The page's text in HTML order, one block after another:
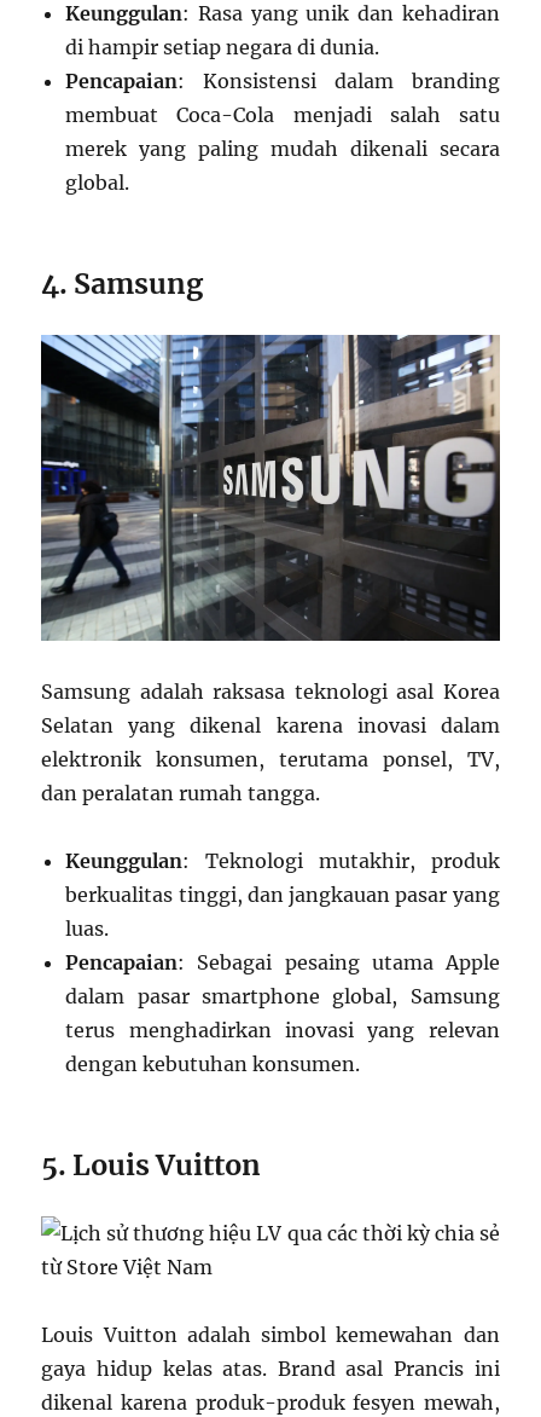
Keunggulan: Rasa yang unik dan kehadiran
di hampir setiap negara di dunia.
Pencapaian: Konsistensi dalam branding
membuat Coca-Cola menjadi salah satu
merek yang paling mudah dikenali secara
global.
4. Samsung
Samsung adalah raksasa teknologi asal Korea
Selatan yang dikenal karena inovasi dalam
elektronik konsumen, terutama ponsel, TV,
dan peralatan rumah tangga.
Keunggulan: Teknologi mutakhir, produk
berkualitas tinggi, dan jangkauan pasar yang
luas.
Pencapaian: Sebagai pesaing utama Apple
dalam pasar smartphone global, Samsung
terus menghadirkan inovasi yang relevan
dengan kebutuhan konsumen.
5. Louis Vuitton
Louis Vuitton adalah simbol kemewahan dan
gaya hidup kelas atas. Brand asal Prancis ini
dikenal karena produk-produk fesyen mewah,